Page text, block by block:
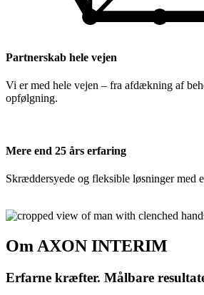
Partnerskab hele vejen
Vi er med hele vejen – fra afdækning af
opfølgning.
Mere end 25 års erfaring
Skræddersyede og fleksible løsninger med
Om AXON INTERIM
Erfarne kræfter. Målbare